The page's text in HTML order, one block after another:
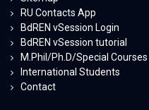
RU Contacts App
BdREN vSession Login
BdREN vSession tutorial
M.Phil/Ph.D/Special Courses
International Students
Contact